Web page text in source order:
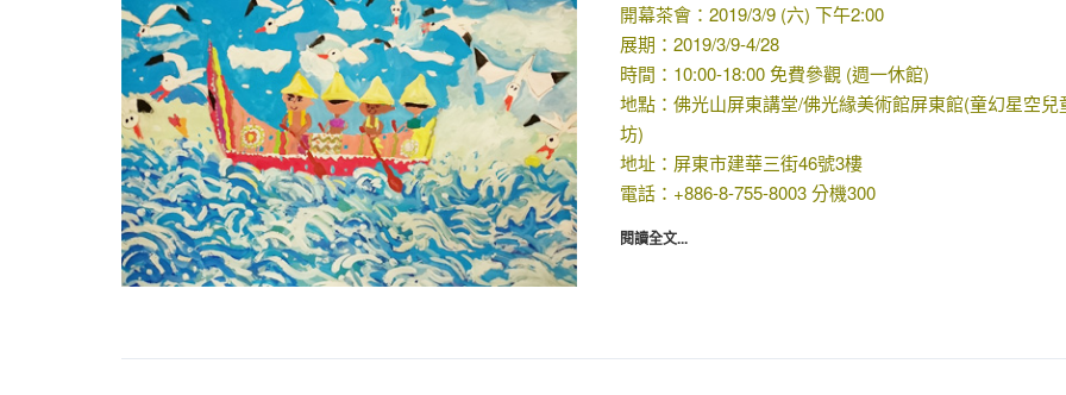
開幕茶會：2019/3/9 (六) 下午2:00
展期：2019/3/9-4/28
時間：10:00-18:00 免費參觀 (週一休館)
地點：佛光山屏東講堂/佛光緣美術館屏東館(童幻星空兒
坊)
地址：屏東市建華三街46號3樓
電話：+886-8-755-8003 分機300
閱讀全文...